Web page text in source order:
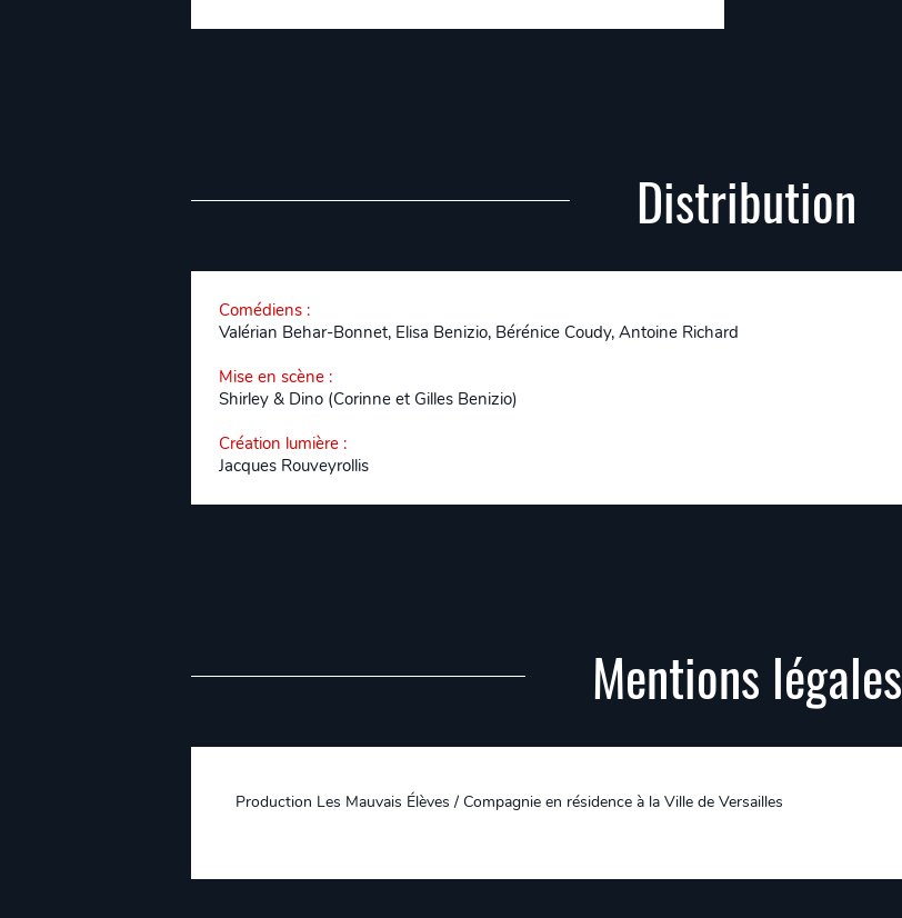
Distribution
Comédiens :
Valérian Behar-Bonnet, Elisa Benizio, Bérénice Coudy, Antoine Richard
Mise en scène :
Shirley & Dino (Corinne et Gilles Benizio)
Création lumière :
Jacques Rouveyrollis
Mentions légales
Production Les Mauvais Élèves / Compagnie en résidence à la Ville de Versailles